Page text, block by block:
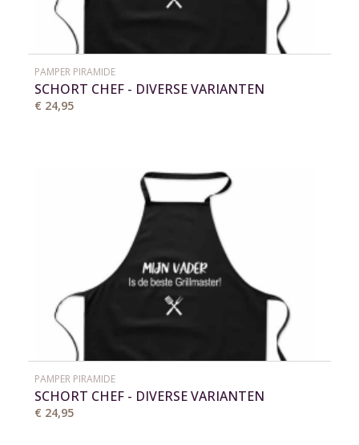
PAMPER PIRAMIDE
SCHORT CHEF - DIVERSE VARIANTEN
€ 24,95
PAMPER PIRAMIDE
SCHORT CHEF - DIVERSE VARIANTEN
€ 24,95